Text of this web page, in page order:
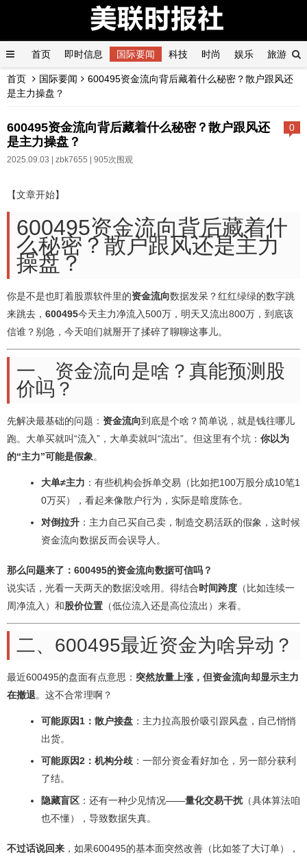
首页 即时信息 国际要闻 科技 时尚 娱乐 旅游
产经 汽车 健康
首页 国际要闻
600495资金流向背后藏着什么秘密？散户跟风还
是主力操盘？
0
600495资金流向背后藏着什么秘密？散户跟风还
是主力操盘？
2025.09.03 | zbk7655 | 905次围观
【文章开始】
600495资金流向背后藏着什
么秘密？散户跟风还是主力
操盘？
你是不是也盯着股票软件里的资金流向数据发呆？红红绿绿的数字跳
来跳去， 600495今天主力净流入500万，明天又流出800万，到底该
信谁？别急，今天咱们就掰开了揉碎了聊聊这事儿。
一、资金流向是啥？真能预测股
价吗？
先解决最基础的问题： 资金流向到底是个啥？简单说，就是钱往哪儿
跑。大单买就叫“流入”，大单卖就叫“流出”。但这里有个坑： 你以为
的“主力”可能是假象。
大单≠主力 ：有些机构会拆单交易（比如把100万股分成10笔1
0万买），看起来像散户行为，实际是暗度陈仓。
对倒拉升 ：主力自己买自己卖，制造交易活跃的假象，这时候
资金流向数据反而会误导人。
那么问题来了：600495的资金流向数据可信吗？
说实话，光看一天两天的数据没啥用。得结合时间跨度 （比如连续一
周净流入）和股价位置 （低位流入还是高位流出）来看。
二、600495最近资金为啥异动？
最近600495的盘面有点意思： 突然放量上涨，但资金流向却显示主力
在撤退。这不合常理啊？
可能原因1：散户接盘 ：主力拉高股价吸引跟风盘，自己悄悄
出货。
可能原因2：机构分歧 ：一部分资金看好加仓，另一部分获利
了结。
隐藏盲区 ：还有一种少见情况——量化交易干扰（具体算法咱
也不懂），导致数据失真。
不过话说回来 ，如果600495的基本面突然改善（比如签了大订单），